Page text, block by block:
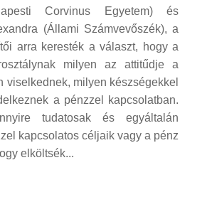
Corvinus Egyetem) és
(Állami Számvevőszék), a
arra keresték a választ, hogy a
milyen az attitűdje a
viselkednek, milyen készségekkel
a pénzzel kapcsolatban.
tudatosak és egyáltalán
kapcsolatos céljaik vagy a pénz
elköltsék...